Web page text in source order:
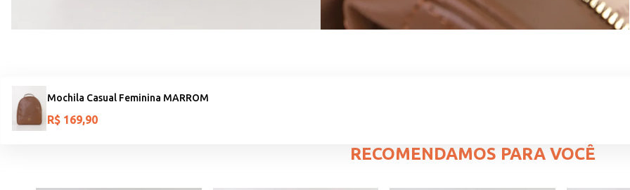
Mochila Casual Feminina MARROM
R$ 169,90
RECOMENDAMOS PARA VOCÊ